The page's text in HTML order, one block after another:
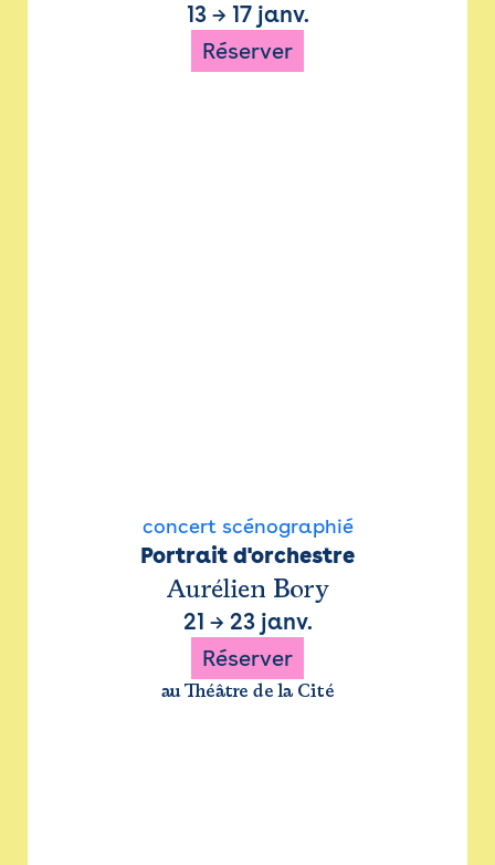
13→ 17 janv.
Réserver
concert scénographié
Portrait d'orchestre
Aurélien Bory
21 → 23 janv.
Réserver
au Théâtre de la Cité